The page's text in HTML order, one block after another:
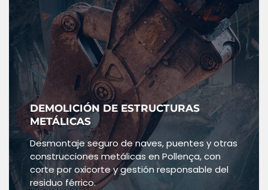
DEMOLICIÓN DE ESTRUCTURAS
METÁLICAS
Desmontaje seguro de naves, puentes y otras
construcciones metálicas en Pollença, con
corte por oxicorte y gestión responsable del
residuo férrico.